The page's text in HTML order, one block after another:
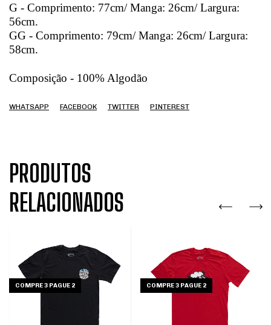
G - Comprimento: 77cm/ Manga: 26cm/ Largura:
56cm.
GG - Comprimento: 79cm/ Manga: 26cm/ Largura:
58cm.
Composição - 100% Algodão
WHATSAPP FACEBOOK TWITTER PINTEREST
PRODUTOS
RELACIONADOS
COMPRE 3 PAGUE 2 COMPRE 3 PAGUE 2